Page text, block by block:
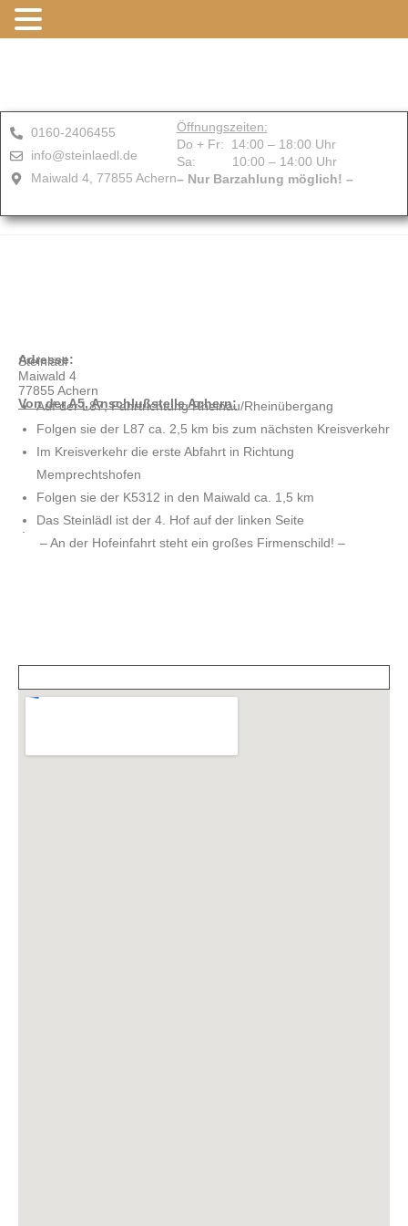
0160-2406455
info@steinlaedl.de
Maiwald 4, 77855 Achern
Öffnungszeiten:
Do + Fr: 14:00 – 18:00 Uhr
Sa: 10:00 – 14:00 Uhr
– Nur Barzahlung möglich! –
Adresse:
Steinlädl
Maiwald 4
77855 Achern
Von der A5, Anschlußstelle Achern:
Auf der L87, Fahrtrichtung Rheinau/Rheinübergang
Folgen sie der L87 ca. 2,5 km bis zum nächsten Kreisverkehr
Im Kreisverkehr die erste Abfahrt in Richtung
Memprechtshofen
Folgen sie der K5312 in den Maiwald ca. 1,5 km
Das Steinlädl ist der 4. Hof auf der linken Seite
– An der Hofeinfahrt steht ein großes Firmenschild! –
.